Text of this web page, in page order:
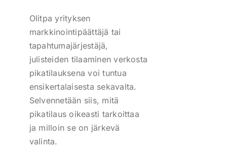
Olitpa yrityksen
markkinointipäättäjä tai
tapahtumajärjestäjä,
julisteiden tilaaminen verkosta
pikatilauksena voi tuntua
ensikertalaisesta sekavalta.
Selvennetään siis, mitä
pikatilaus oikeasti tarkoittaa
ja milloin se on järkevä
valinta.